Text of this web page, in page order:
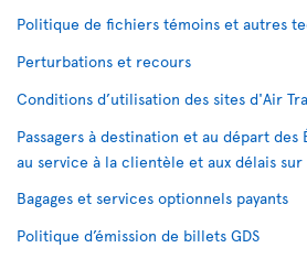
Politique de fichiers témoins et autres
Perturbations et recours
Conditions d’utilisation des sites d'Air
Passagers à destination et au départ
au service à la clientèle et aux délais
Bagages et services optionnels payants
Politique d’émission de billets GDS